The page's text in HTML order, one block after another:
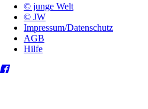
© junge Welt
© JW
Impressum/Datenschutz
AGB
Hilfe